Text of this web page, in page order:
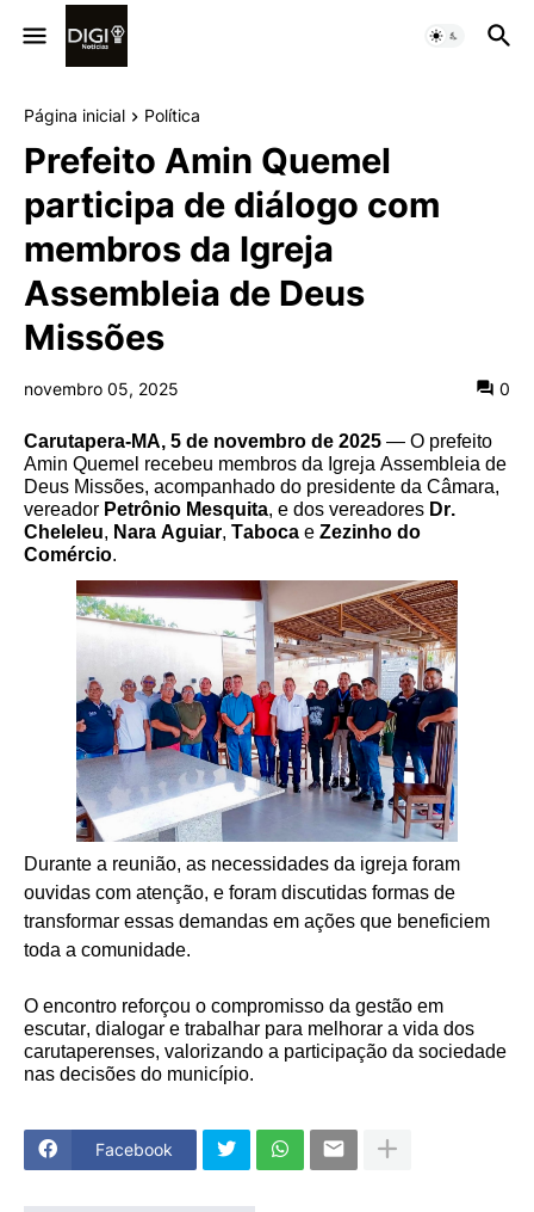
Página inicial Política
Prefeito Amin Quemel
participa de diálogo com
membros da Igreja
Assembleia de Deus
Missões
novembro 05, 2025 0
Carutapera-MA, 5 de novembro de 2025 — O prefeito
Amin Quemel recebeu membros da Igreja Assembleia de
Deus Missões, acompanhado do presidente da Câmara,
vereador Petrônio Mesquita, e dos vereadores Dr.
Cheleleu, Nara Aguiar, Taboca e Zezinho do
Comércio.
Durante a reunião, as necessidades da igreja foram
ouvidas com atenção, e foram discutidas formas de
transformar essas demandas em ações que beneficiem
toda a comunidade.
O encontro reforçou o compromisso da gestão em
escutar, dialogar e trabalhar para melhorar a vida dos
carutaperenses, valorizando a participação da sociedade
nas decisões do município.
Facebook